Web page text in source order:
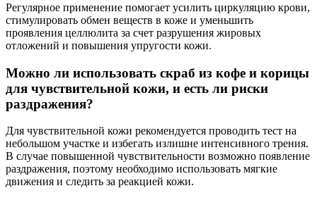
Регулярное применение помогает усилить циркуляцию крови,
стимулировать обмен веществ в коже и уменьшить
проявления целлюлита за счет разрушения жировых
отложений и повышения упругости кожи.
Можно ли использовать скраб из кофе и корицы
для чувствительной кожи, и есть ли риски
раздражения?
Для чувствительной кожи рекомендуется проводить тест на
небольшом участке и избегать излишне интенсивного трения.
В случае повышенной чувствительности возможно появление
раздражения, поэтому необходимо использовать мягкие
движения и следить за реакцией кожи.